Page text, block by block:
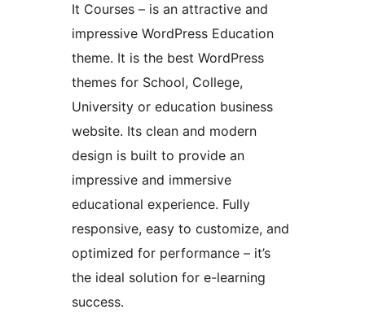
It Courses – is an attractive and
impressive WordPress Education
theme. It is the best WordPress
themes for School, College,
University or education business
website. Its clean and modern
design is built to provide an
impressive and immersive
educational experience. Fully
responsive, easy to customize, and
optimized for performance – it’s
the ideal solution for e-learning
success.